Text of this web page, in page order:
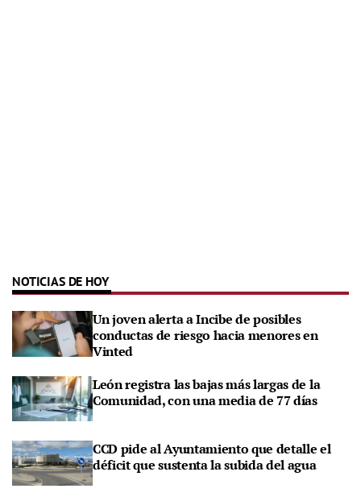
NOTICIAS DE HOY
Un joven alerta a Incibe de posibles
conductas de riesgo hacia menores en
Vinted
León registra las bajas más largas de la
Comunidad, con una media de 77 días
CCD pide al Ayuntamiento que detalle el
déficit que sustenta la subida del agua